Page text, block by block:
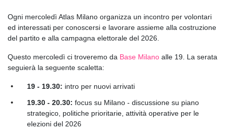
Ogni mercoledì Atlas Milano organizza un incontro per volontari
ed interessati per conoscersi e lavorare assieme alla costruzione
del partito e alla campagna elettorale del 2026.
Questo mercoledì ci troveremo da Base Milano alle 19. La serata
seguierà la seguente scaletta:
19 - 19.30: intro per nuovi arrivati
19.30 - 20.30: focus su Milano - discussione su piano
strategico, politiche prioritarie, attività operative per le
elezioni del 2026